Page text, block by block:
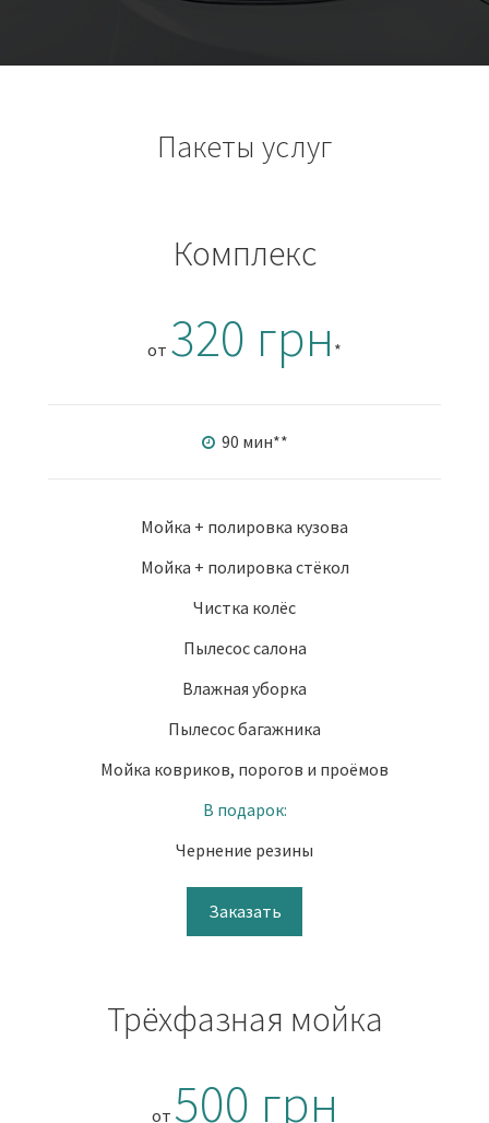
Пакеты услуг
Комплекс
от 320 грн *
90 мин**
Мойка + полировка кузова
Мойка + полировка стёкол
Чистка колёс
Пылесос салона
Влажная уборка
Пылесос багажника
Мойка ковриков, порогов и проёмов
В подарок:
Чернение резины
Заказать
Трёхфазная мойка
от 500 грн